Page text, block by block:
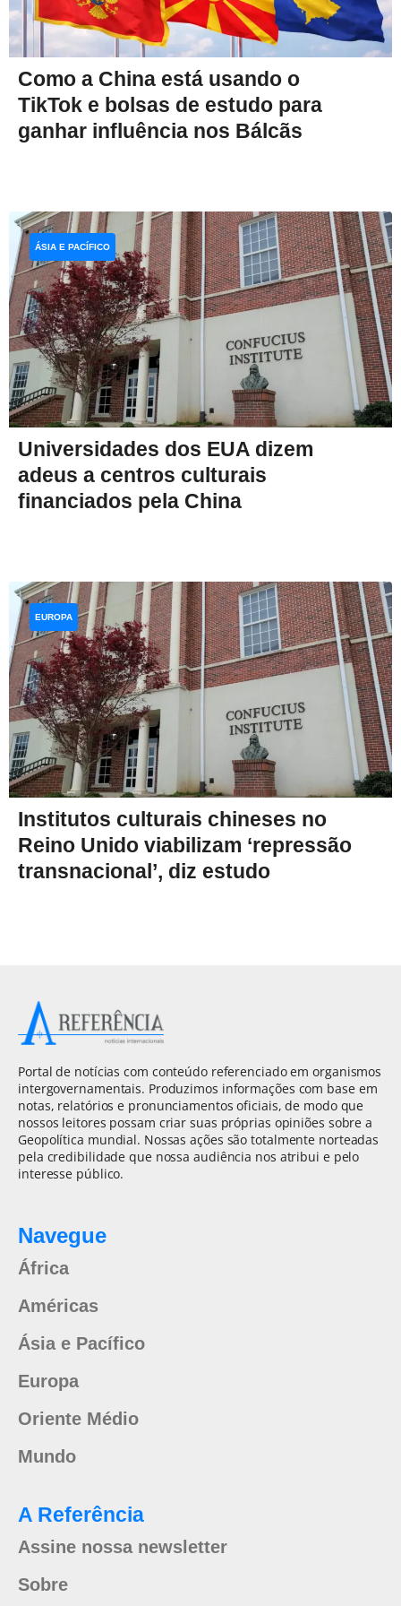
Como a China está usando o
TikTok e bolsas de estudo para
ganhar influência nos Bálcãs
Universidades dos EUA dizem
adeus a centros culturais
financiados pela China
ÁSIA E PACÍFICO
Institutos culturais chineses no
Reino Unido viabilizam ‘repressão
transnacional’, diz estudo
EUROPA
Portal de notícias com conteúdo referenciado em organismos
intergovernamentais. Produzimos informações com base em
notas, relatórios e pronunciamentos oficiais, de modo que
nossos leitores possam criar suas próprias opiniões sobre a
Geopolítica mundial. Nossas ações são totalmente norteadas
pela credibilidade que nossa audiência nos atribui e pelo
interesse público.
Navegue
África
Américas
Ásia e Pacífico
Europa
Oriente Médio
Mundo
A Referência
Assine nossa newsletter
Sobre